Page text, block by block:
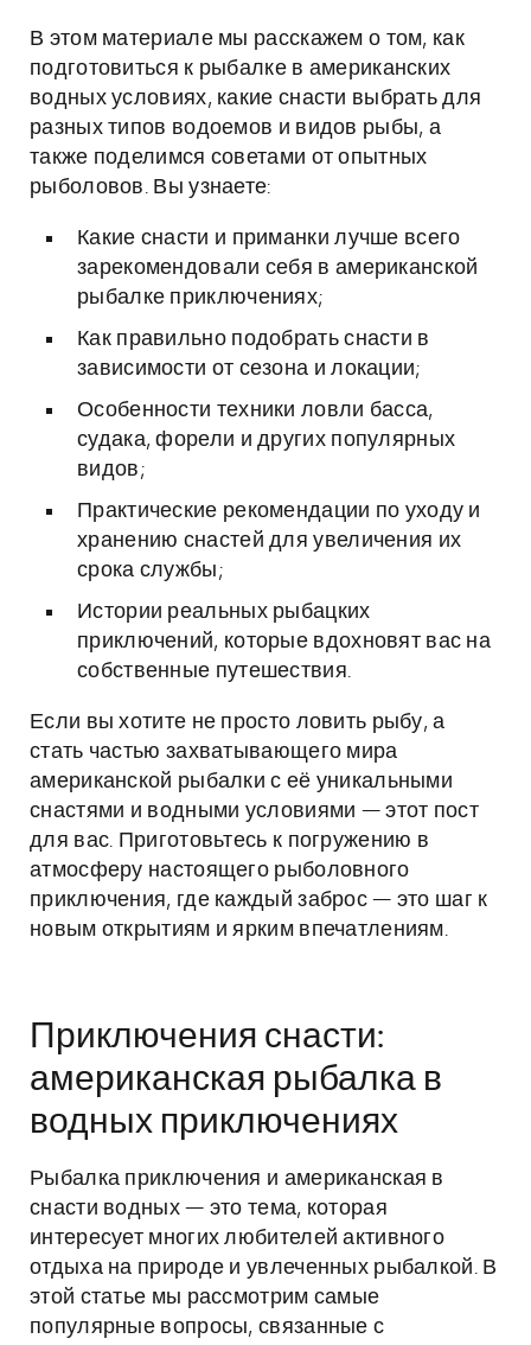
В этом материале мы расскажем о том, как
подготовиться к рыбалке в американских
водных условиях, какие снасти выбрать для
разных типов водоемов и видов рыбы, а
также поделимся советами от опытных
рыболовов. Вы узнаете:
Какие снасти и приманки лучше всего
зарекомендовали себя в американской
рыбалке приключениях;
Как правильно подобрать снасти в
зависимости от сезона и локации;
Особенности техники ловли басса,
судака, форели и других популярных
видов;
Практические рекомендации по уходу и
хранению снастей для увеличения их
срока службы;
Истории реальных рыбацких
приключений, которые вдохновят вас на
собственные путешествия.
Если вы хотите не просто ловить рыбу, а
стать частью захватывающего мира
американской рыбалки с её уникальными
снастями и водными условиями — этот пост
для вас. Приготовьтесь к погружению в
атмосферу настоящего рыболовного
приключения, где каждый заброс — это шаг к
новым открытиям и ярким впечатлениям.
Приключения снасти:
американская рыбалка в
водных приключениях
Рыбалка приключения и американская в
снасти водных — это тема, которая
интересует многих любителей активного
отдыха на природе и увлеченных рыбалкой. В
этой статье мы рассмотрим самые
популярные вопросы, связанные с